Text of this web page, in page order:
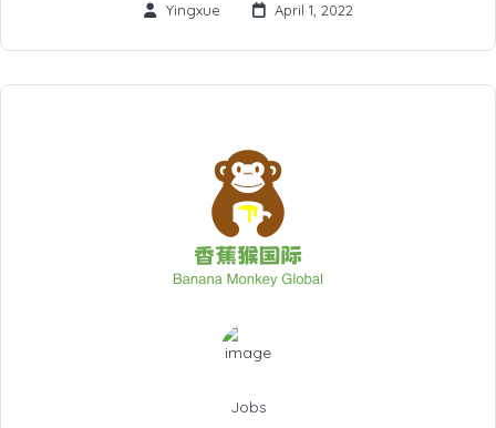
Yingxue April 1, 2022
Jobs